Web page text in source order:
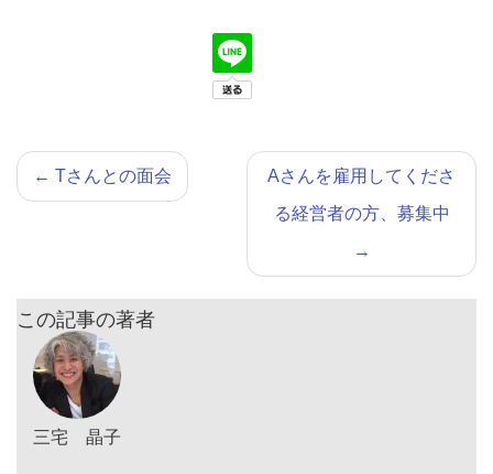
← Tさんとの面会
Aさんを雇用してくださ
る経営者の方、募集中
→
この記事の著者
三宅 晶子